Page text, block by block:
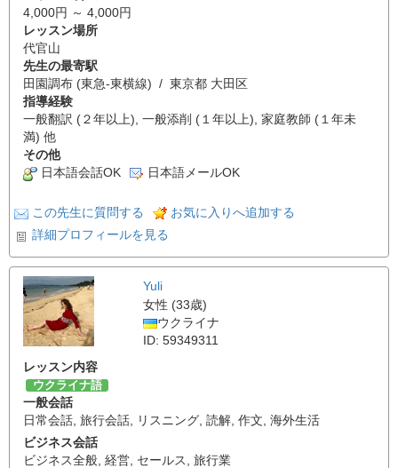
4,000円 ～ 4,000円
レッスン場所
代官山
先生の最寄駅
田園調布 (東急-東横線) / 東京都 大田区
指導経験
一般翻訳 (２年以上), 一般添削 (１年以上), 家庭教師 (１年未
満) 他
その他
日本語会話OK
日本語メールOK
この先生に質問する
お気に入りへ追加する
詳細プロフィールを見る
Yuli
女性 (33歳)
ウクライナ
ID: 59349311
レッスン内容
ウクライナ語
一般会話
日常会話 旅行会話 リスニング 読解 作文 海外生活
ビジネス会話
ビジネス全般 経営 セールス
旅行業